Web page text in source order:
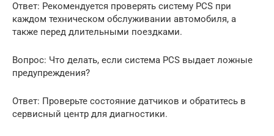
Ответ: Рекомендуется проверять систему PCS при
каждом техническом обслуживании автомобиля, а
также перед длительными поездками.
Вопрос: Что делать, если система PCS выдает ложные
предупреждения?
Ответ: Проверьте состояние датчиков и обратитесь в
сервисный центр для диагностики.